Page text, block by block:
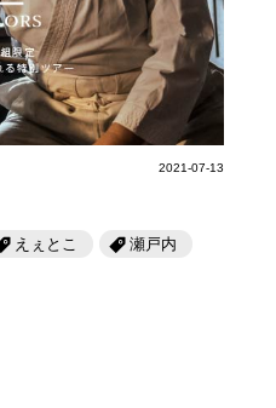
2021-07-13
えぇとこ 瀬戸内